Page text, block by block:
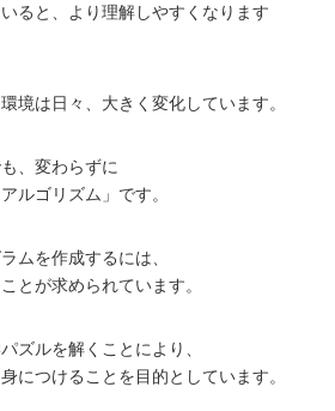
ると、より理解しやすくなります
境は日々、大きく変化しています。
、変わらずに
ルゴリズム」です。
ムを作成するには、
とが求められています。
ズルを解くことにより、
につけることを目的としています。